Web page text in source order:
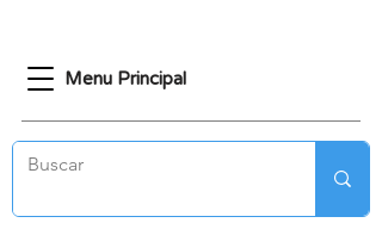
Menu Principal